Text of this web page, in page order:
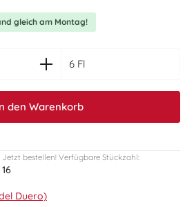
gleich am Montag!
6 Fl
den Warenkorb
Jetzt bestellen! Verfügbare Stückzahl:
16
Duero)